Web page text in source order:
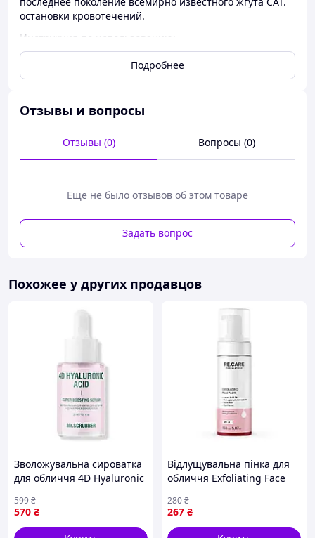
остановки кровотечений.
Инструкция по использованию:
Наложите жгут в верхней части плеча или бедра, после
чего проденьте ремень в скобу, затяните его до упора и
Проводите вращение стержня-фиксатора до
Зафиксируйте стержень-фиксатор в специальной
скобе.
Достоинства и особенности:
– Компактный и эффективный
– Предназначен для использования при любых
погодных условиях
– накладывается одной рукой
Подробнее
Отзывы и вопросы
Отзывы (0) Вопросы (0)
Еще не было отзывов об этом товаре
Задать вопрос
Похожее у других продавцов
Зволожувальна сироватка
для обличчя 4D Hyaluronic
570 ₴
599₴
Відлущувальна пінка для
обличчя Exfoliating Face
267 ₴
280₴